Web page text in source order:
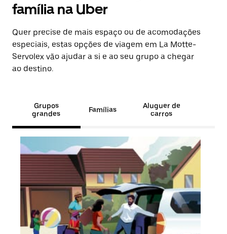
família na Uber
Quer precise de mais espaço ou de acomodações
especiais, estas opções de viagem em La Motte-
Servolex vão ajudar a si e ao seu grupo a chegar
ao destino.
Grupos
grandes
Famílias
Aluguer de
carros